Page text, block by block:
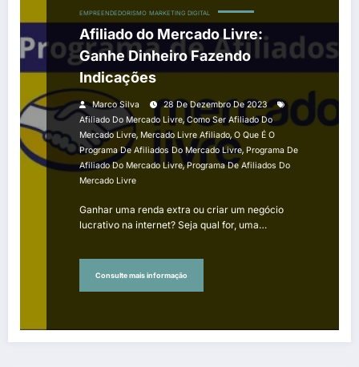
EMPREENDEDORISMO MARKETING DIGITAL
Afiliado do Mercado Livre:
Ganhe Dinheiro Fazendo
Indicações
Marco Silva
28 De Dezembro De 2023
Afiliado Do Mercado Livre, Como Ser Afiliado Do
Mercado Livre, Mercado Livre Afiliado, O Que É O
Programa De Afiliados Do Mercado Livre, Programa De
Afiliado Do Mercado Livre,Programa De Afiliados Do
Mercado Livre
Ganhar uma renda extra ou criar um negócio
lucrativo na internet? Seja qual for, uma…
Consulte mais informação